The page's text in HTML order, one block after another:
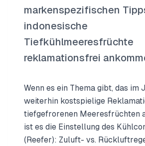
markenspezifischen
indonesische
Tiefkühlmeeresfrüchte
reklamationsfrei
Wenn es ein Thema gibt, das im
weiterhin kostspielige
tiefgefrorenen Meeresfrüchten
ist es die Einstellung des
(Reefer): Zuluft- vs.